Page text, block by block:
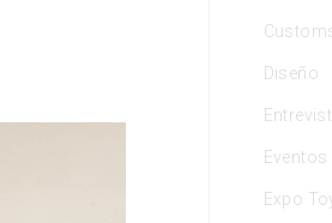
Diseño
Eventos
Expo